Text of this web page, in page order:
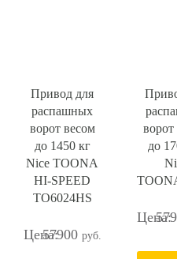
Привод для
распашных
ворот весом
до 1450 кг
Nice TOONA
HI-SPEED
TO6024HS
57900
ворот
до